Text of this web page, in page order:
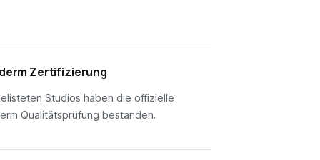
Zertifizierung
Studios haben die offizielle
Qualitätsprüfung bestanden.